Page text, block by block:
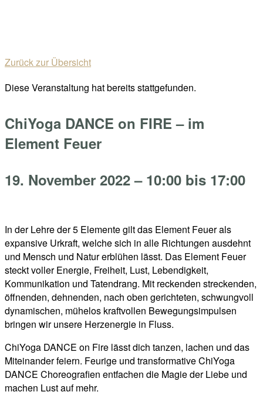
Zurück zur Übersicht
Diese Veranstaltung hat bereits stattgefunden.
ChiYoga DANCE on FIRE – im
Element Feuer
19. November 2022 – 10:00 bis 17:00
In der Lehre der 5 Elemente gilt das Element Feuer als
expansive Urkraft, welche sich in alle Richtungen ausdehnt
und Mensch und Natur erblühen lässt. Das Element Feuer
steckt voller Energie, Freiheit, Lust, Lebendigkeit,
Kommunikation und Tatendrang. Mit reckenden streckenden,
öffnenden, dehnenden, nach oben gerichteten, schwungvoll
dynamischen, mühelos kraftvollen Bewegungsimpulsen
bringen wir unsere Herzenergie in Fluss.
ChiYoga DANCE on Fire lässt dich tanzen, lachen und das
Miteinander feiern. Feurige und transformative ChiYoga
DANCE Choreografien entfachen die Magie der Liebe und
machen Lust auf mehr.